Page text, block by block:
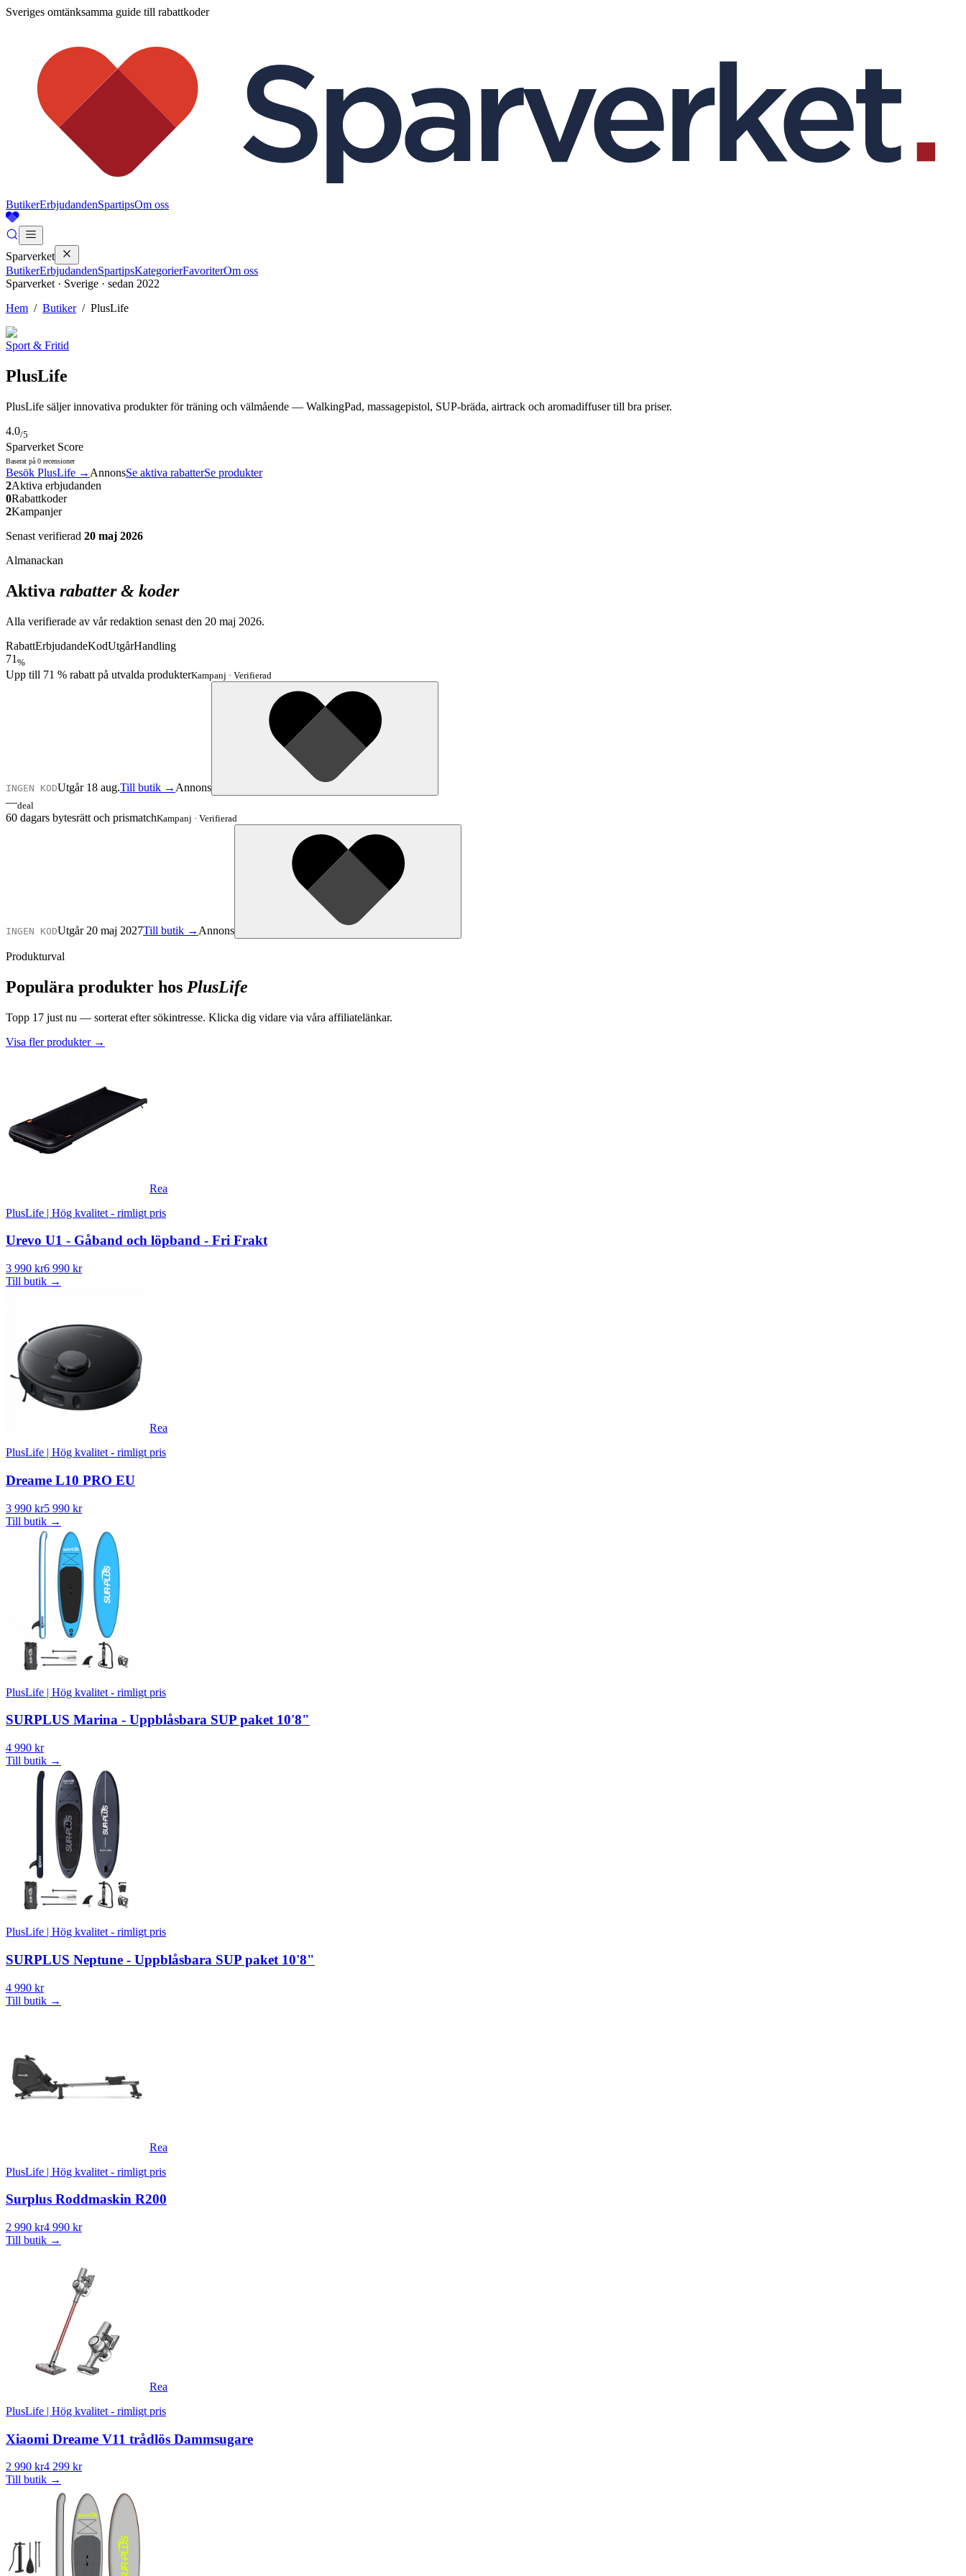
Sveriges omtänksamma guide till rabattkoder
ButikerErbjudandenSpartipsOm oss
Sparverket
ButikerErbjudandenSpartipsKategorierFavoriterOm oss
Sparverket · Sverige · sedan 2022
Hem / Butiker/ PlusLife
Sport & Fritid
PlusLife
PlusLife säljer innovativa produkter för träning och välmående — WalkingPad, massagepistol, SUP-bräda, airtrack och aromadiffuser till bra priser.
4.0/5
Sparverket Score
Baserat på 0 recensioner
Besök PlusLife → AnnonsSe aktiva rabatterSe produkter
2Aktiva erbjudanden
0Rabattkoder
2Kampanjer
Senast verifierad 20 maj 2026
Almanackan
Aktiva rabatter & koder
Alla verifierade av vår redaktion senast den 20 maj 2026.
RabattErbjudandeKodUtgårHandling
71 %
Upp till 71 % rabatt på utvalda produkterKampanj · Verifierad
INGEN KODUtgår 18 aug.Till butik → Annons
—deal
60 dagars bytesrätt och prismatchKampanj · Verifierad
INGEN KODUtgår 20 maj 2027Till butik → Annons
Produkturval
Populära produkter hos PlusLife
Topp 17 just nu — sorterat efter sökintresse. Klicka dig vidare via våra affiliatelänkar.
Visa fler produkter →
Rea
PlusLife | Hög kvalitet - rimligt pris
Urevo U1 - Gåband och löpband - Fri Frakt
3 990 kr6 990 kr
Till butik →
Rea
PlusLife | Hög kvalitet - rimligt pris
Dreame L10 PRO EU
3 990 kr5 990 kr
Till butik →
PlusLife | Hög kvalitet - rimligt pris
SURPLUS Marina - Uppblåsbara SUP paket 10'8"
4 990 kr
Till butik →
PlusLife | Hög kvalitet - rimligt pris
SURPLUS Neptune - Uppblåsbara SUP paket 10'8"
4 990 kr
Till butik →
Rea
PlusLife | Hög kvalitet - rimligt pris
Surplus Roddmaskin R200
2 990 kr4 990 kr
Till butik →
Rea
PlusLife | Hög kvalitet - rimligt pris
Xiaomi Dreame V11 trådlös Dammsugare
2 990 kr4 299 kr
Till butik →